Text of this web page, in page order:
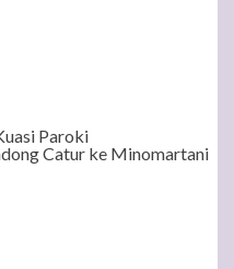
Paroki
Catur ke Minomartani